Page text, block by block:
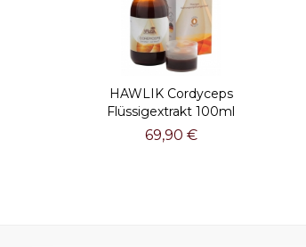
HAWLIK Cordyceps
Flüssigextrakt 100ml
69,90 €